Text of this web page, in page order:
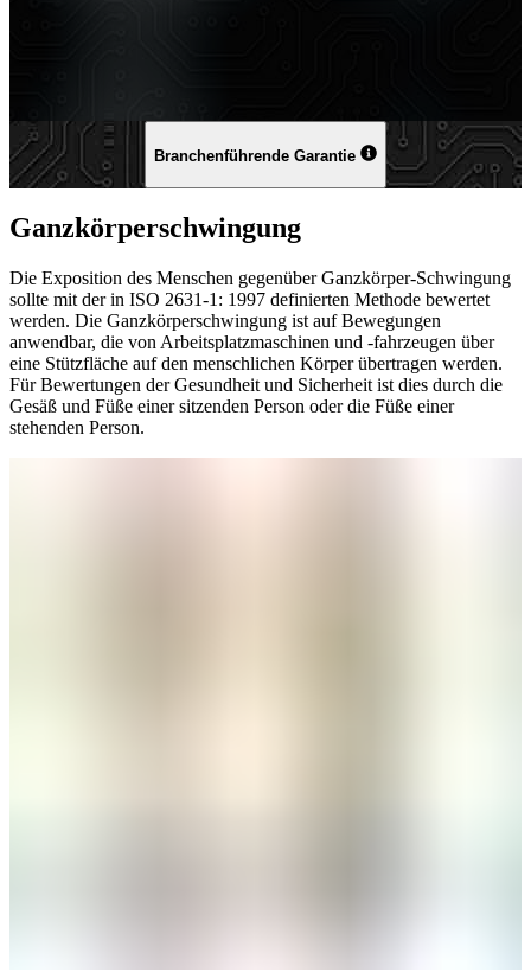
Branchenführende Garantie
Ganzkörperschwingung
Die Exposition des Menschen gegenüber Ganzkörper-Schwingung
sollte mit der in ISO 2631-1: 1997 definierten Methode bewertet
werden. Die Ganzkörperschwingung ist auf Bewegungen
anwendbar, die von Arbeitsplatzmaschinen und -fahrzeugen über
eine Stützfläche auf den menschlichen Körper übertragen werden.
Für Bewertungen der Gesundheit und Sicherheit ist dies durch die
Gesäß und Füße einer sitzenden Person oder die Füße einer
stehenden Person.